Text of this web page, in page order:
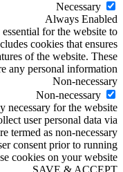
Necessary
Always Enabled
for the website to
cookies that ensures
of the website. These
any personal information.
Non-necessary
Non-necessary
necessary for the website
user personal data via
termed as non-necessary
consent prior to running
cookies on your website.
SAVE & ACCEPT